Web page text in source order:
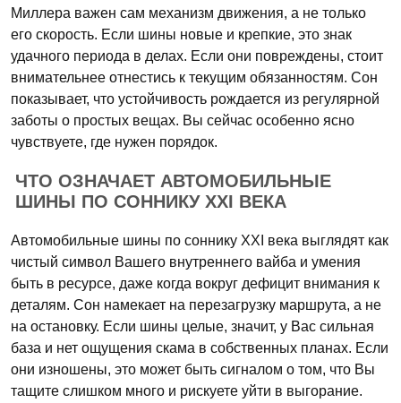
Миллера важен сам механизм движения, а не только
его скорость. Если шины новые и крепкие, это знак
удачного периода в делах. Если они повреждены, стоит
внимательнее отнестись к текущим обязанностям. Сон
показывает, что устойчивость рождается из регулярной
заботы о простых вещах. Вы сейчас особенно ясно
чувствуете, где нужен порядок.
ЧТО ОЗНАЧАЕТ АВТОМОБИЛЬНЫЕ
ШИНЫ ПО СОННИКУ XXI ВЕКА
Автомобильные шины по соннику XXI века выглядят как
чистый символ Вашего внутреннего вайба и умения
быть в ресурсе, даже когда вокруг дефицит внимания к
деталям. Сон намекает на перезагрузку маршрута, а не
на остановку. Если шины целые, значит, у Вас сильная
база и нет ощущения скама в собственных планах. Если
они изношены, это может быть сигналом о том, что Вы
тащите слишком много и рискуете уйти в выгорание.